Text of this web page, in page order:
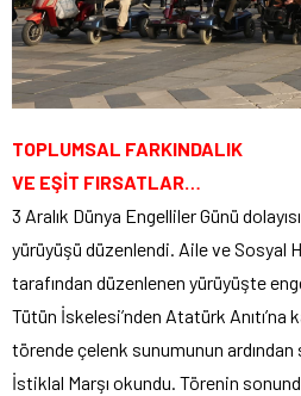
TOPLUMSAL FARKINDALIK
VE EŞİT FIRSATLAR…
3 Aralık Dünya Engelliler Günü
yürüyüşü düzenlendi. Aile ve Sosyal
tarafından düzenlenen yürüyüşte
Tütün İskelesi’nden Atatürk Anıtı’na
törende çelenk sunumunun ardından
İstiklal Marşı okundu. Törenin